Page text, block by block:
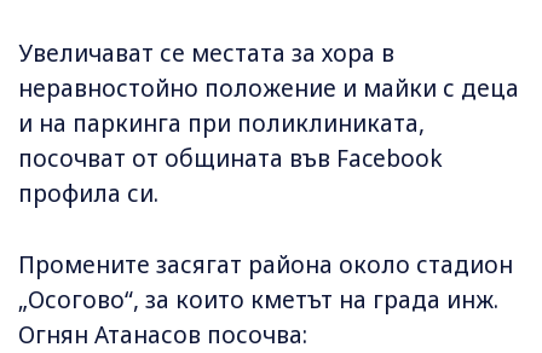
Увеличават се местата за хора в
неравностойно положение и майки с деца
и на паркинга при поликлиниката,
посочват от общината във Facebook
профила си.
Промените засягат района около стадион
„Осогово“, за които кметът на града инж.
Огнян Атанасов посочва: